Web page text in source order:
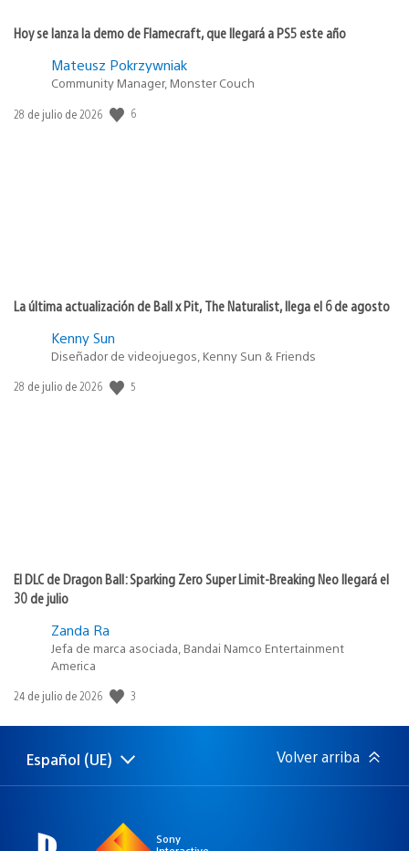
Hoy se lanza la demo de Flamecraft, que llegará a PS5 este año
Mateusz Pokrzywniak
Community Manager, Monster Couch
Fecha
28 de julio de 2026 6
La última actualización de Ball x Pit, The Naturalist, llega el 6 de agosto
Kenny Sun
Diseñador de videojuegos, Kenny Sun & Friends
Fecha
28 de julio de 2026 5
El DLC de Dragon Ball: Sparking Zero Super Limit-Breaking Neo llegará el
30 de julio
Zanda Ra
Jefa de marca asociada, Bandai Namco Entertainment
America
Fecha
publicación:
24 de julio de 2026 3
Selecciona
una
Región
actual:
Español (UE) Volver arriba
Sony